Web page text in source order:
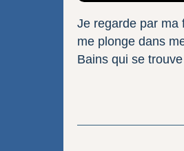
Je regarde par ma
me plonge dans
Bains qui se